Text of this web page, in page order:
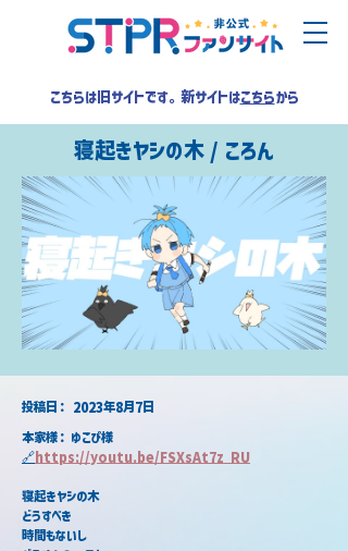
こちらは旧サイトです。新サイトはこちらから
寝起きヤシの木 / ころん
2023年8月7日
​投稿日：
本家様： ゆこぴ様
🔗https://youtu.be/FSXsAt7z_RU
寝起きヤシの木
どうすべき
時間もないし